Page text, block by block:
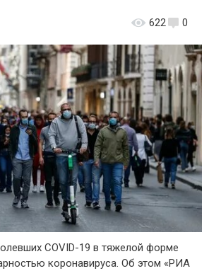
0
622
COVID-19 в тяжелой форме
коронавируса. Об этом «РИА